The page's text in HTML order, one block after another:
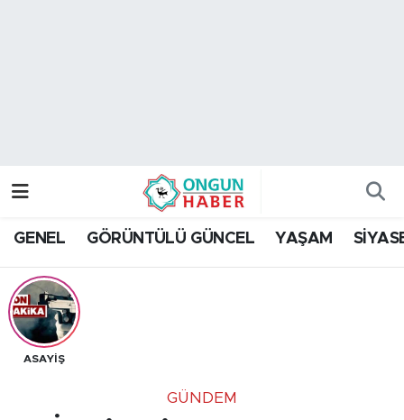
GENEL GÖRÜNTÜLÜ GÜNCEL YAŞAM
ASAYİŞ
GÜNDEM
Trafik Durumu
Tüm Manşetler
Son Dakika Haberleri